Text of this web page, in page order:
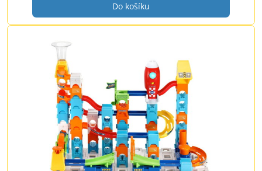
Do košíku